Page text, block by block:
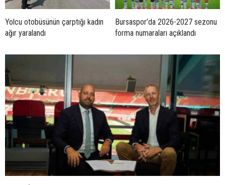
Yolcu otobüsünün çarptığı kadın
ağır yaralandı
Bursaspor’da 2026-2027 sezonu
forma numaraları açıklandı